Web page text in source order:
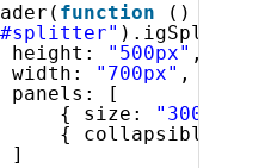
function
() {
height:
"500px" ,
width:
"700px" ,
panels: [
{ size:
"300px"
{ collapsible:
]